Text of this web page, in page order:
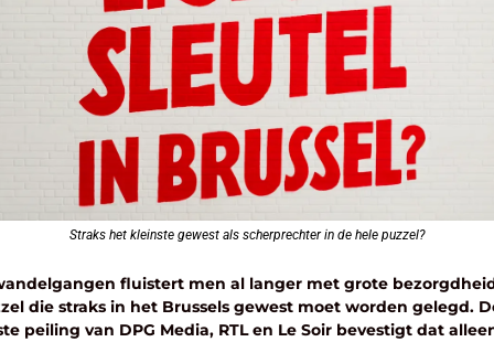
Straks het kleinste gewest als scherprechter in de hele puzzel?
fluistert men al langer met grote
die straks in het Brussels gewest moet worden gelegd.
peiling van DPG Media, RTL en Le Soir bevestigt dat